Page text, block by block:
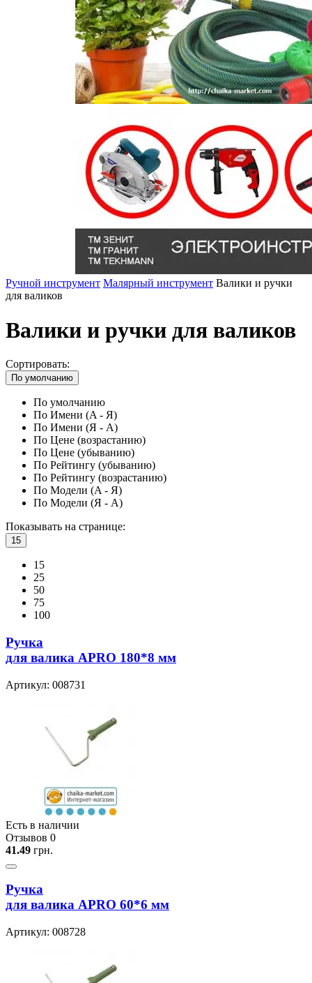
Ручной инструмент Малярный инструмент Валики и ручки
для валиков
Валики и ручки для валиков
Сортировать:
По умолчанию
По умолчанию
По Имени (A - Я)
По Имени (Я - A)
По Цене (возрастанию)
По Цене (убыванию)
По Рейтингу (убыванию)
По Рейтингу (возрастанию)
По Модели (A - Я)
По Модели (Я - A)
Показывать на странице:
15
15
25
50
75
100
Ручка
для валика APRO 180*8 мм
Артикул: 008731
Есть в наличии
Отзывов 0
41.49 грн.
Ручка
для валика APRO 60*6 мм
Артикул: 008728